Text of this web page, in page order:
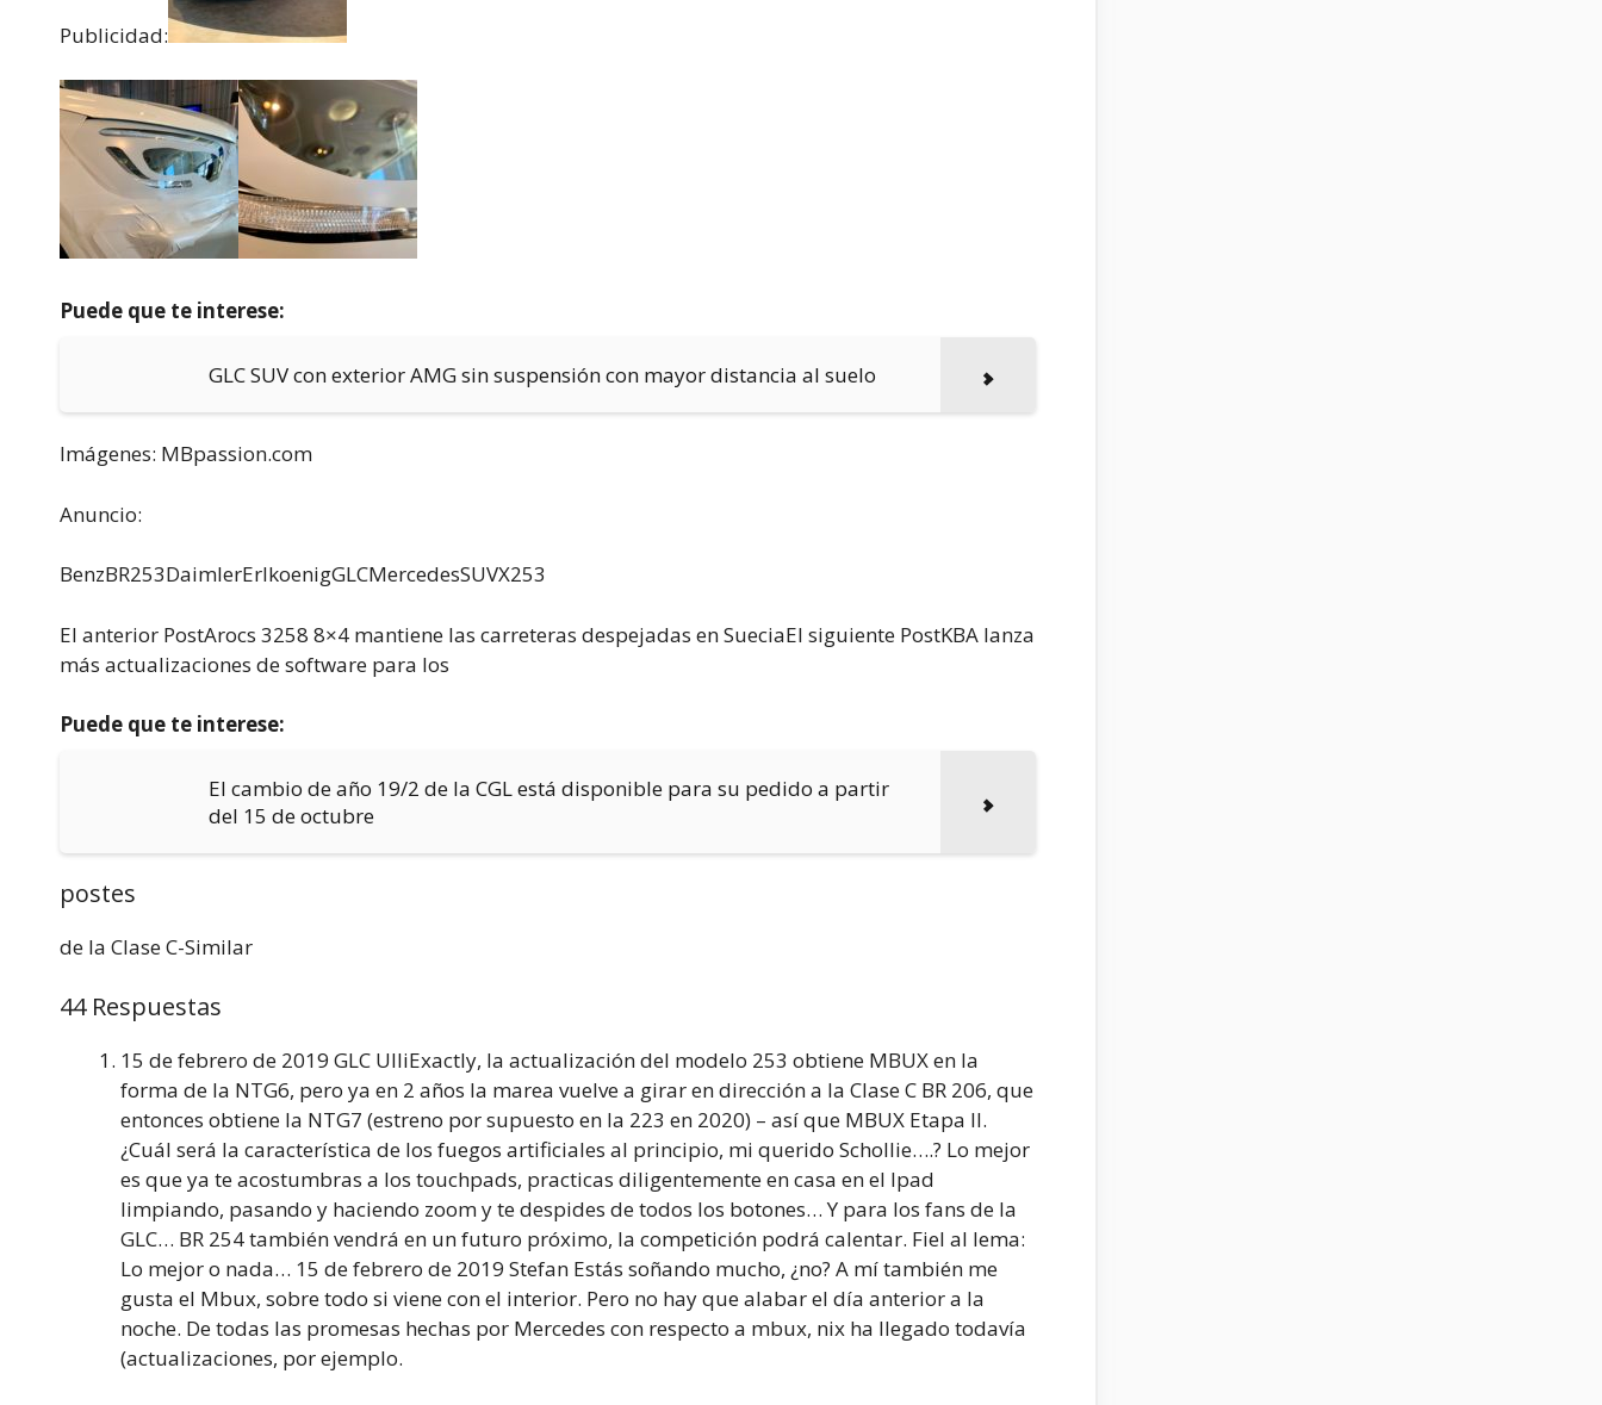
Publicidad:
Puede que te interese:
GLC SUV con exterior AMG sin suspensión con mayor distancia al suelo
Imágenes: MBpassion.com
Anuncio:
BenzBR253DaimlerErlkoenigGLCMercedesSUVX253
El anterior PostArocs 3258 8×4 mantiene las carreteras despejadas en SueciaEl siguiente PostKBA lanza
más actualizaciones de software para los
Puede que te interese:
El cambio de año 19/2 de la CGL está disponible para su pedido a partir
del 15 de octubre
postes
de la Clase C-Similar
44 Respuestas
15 de febrero de 2019 GLC UlliExactly, la actualización del modelo 253 obtiene MBUX en la
forma de la NTG6, pero ya en 2 años la marea vuelve a girar en dirección a la Clase C BR 206, que
entonces obtiene la NTG7 (estreno por supuesto en la 223 en 2020) – así que MBUX Etapa II.
¿Cuál será la característica de los fuegos artificiales al principio, mi querido Schollie….? Lo mejor
es que ya te acostumbras a los touchpads, practicas diligentemente en casa en el Ipad
limpiando, pasando y haciendo zoom y te despides de todos los botones… Y para los fans de la
GLC… BR 254 también vendrá en un futuro próximo, la competición podrá calentar. Fiel al lema:
Lo mejor o nada… 15 de febrero de 2019 Stefan Estás soñando mucho, ¿no? A mí también me
gusta el Mbux, sobre todo si viene con el interior. Pero no hay que alabar el día anterior a la
noche. De todas las promesas hechas por Mercedes con respecto a mbux, nix ha llegado todavía
(actualizaciones, por ejemplo.